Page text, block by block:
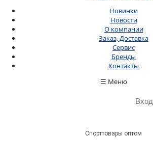
Новинки
Новости
О компании
Заказ, Доставка
Сервис
Бренды
Контакты
☰ Меню
Вход
Спорттовары оптом